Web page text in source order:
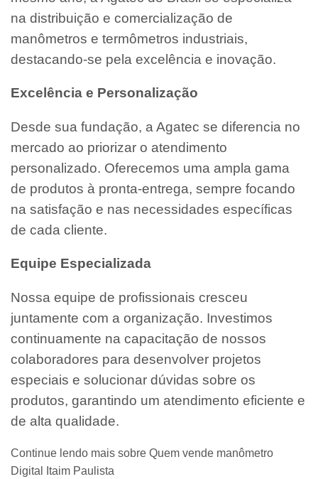
na distribuição e comercialização de
manômetros e termômetros industriais,
destacando-se pela excelência e inovação.
Excelência e Personalização
Desde sua fundação, a Agatec se diferencia no
mercado ao priorizar o atendimento
personalizado. Oferecemos uma ampla gama
de produtos à pronta-entrega, sempre focando
na satisfação e nas necessidades específicas
de cada cliente.
Equipe Especializada
Nossa equipe de profissionais cresceu
juntamente com a organização. Investimos
continuamente na capacitação de nossos
colaboradores para desenvolver projetos
especiais e solucionar dúvidas sobre os
produtos, garantindo um atendimento eficiente e
de alta qualidade.
Continue lendo mais sobre Quem vende manômetro
Digital Itaim Paulista